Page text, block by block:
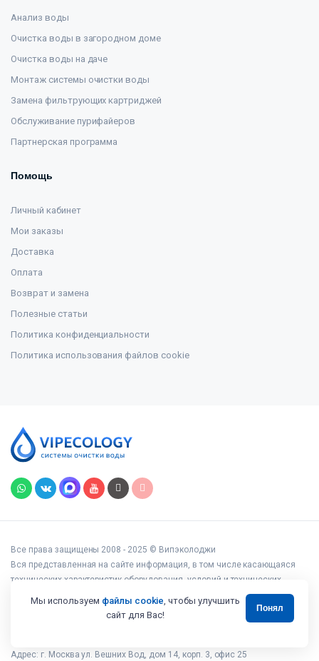
Анализ воды
Очистка воды в загородном доме
Очистка воды на даче
Монтаж системы очистки воды
Замена фильтрующих картриджей
Обслуживание пурифайеров
Партнерская программа
Помощь
Личный кабинет
Мои заказы
Доставка
Оплата
Возврат и замена
Полезные статьи
Политика конфиденциальности
Политика использования файлов cookie
Все права защищены 2008 - 2025 © Випэколоджи
Вся представленная на сайте информация, в том числе касающаяся
технических характеристик оборудования, условий и технических
возможностей подключения, наличия на складе, стоимости товаров и
услуг, носит информационный характер и ни при каких условиях не
является публичной офертой, определяемой положениями статьи 437
Адрес: г. Москва ул. Вешних Вод, дом 14, корп. 3, офис 25
Мы используем файлы cookie, чтобы улучшить
сайт для Вас!
Понял